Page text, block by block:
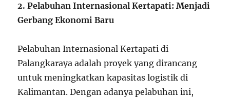
2. Pelabuhan Internasional Kertapati: Menjadi
Gerbang Ekonomi Baru
Pelabuhan Internasional Kertapati di
Palangkaraya adalah proyek yang dirancang
untuk meningkatkan kapasitas logistik di
Kalimantan. Dengan adanya pelabuhan ini,